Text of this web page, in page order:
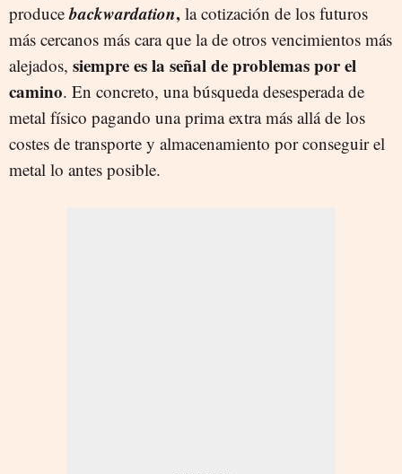
producebackwardation, la cotización de los futuros
más cercanos más cara que la de otros vencimientos más
alejados, siempre es la señal de problemas por el
camino. En concreto, una búsqueda desesperada de
metal físico pagando una prima extra más allá de los
costes de transporte y almacenamiento por conseguir el
metal lo antes posible.